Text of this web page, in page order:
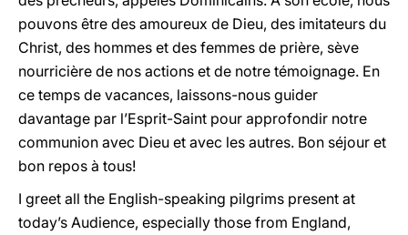
pouvons être des amoureux de Dieu, des imitateurs du
Christ, des hommes et des femmes de prière, sève
nourricière de nos actions et de notre témoignage. En
ce temps de vacances, laissons-nous guider
davantage par l’Esprit-Saint pour approfondir notre
communion avec Dieu et avec les autres. Bon séjour et
bon repos à tous!
I greet all the English-speaking pilgrims present at
today’s Audience, especially those from England,